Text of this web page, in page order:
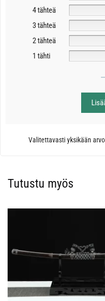
4 tähteä
3 tähteä
2 tähteä
1 tähti
Valitettavasti yksikään
Tutustu myös